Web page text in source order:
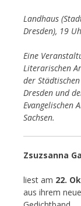
Landhaus
Dresden), 19
Eine
Literarischen
der
Dresden und
Evangelischen
Sachsen.
Zsuzsanna
liest am 22.
aus ihrem